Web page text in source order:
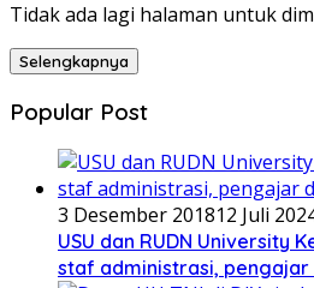
Tidak ada lagi halaman untuk
Selengkapnya
Popular Post
3 Desember 201812 Juli
USU dan RUDN University
staf administrasi, pengajar